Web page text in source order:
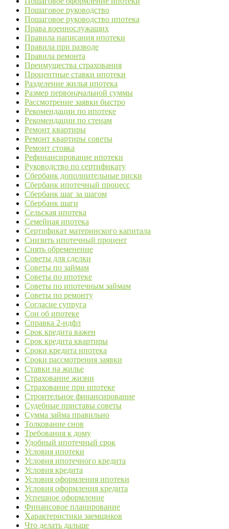
Пошаговое руководство
Пошаговое руководство ипотека
Права военнослужащих
Правила написания ипотеки
Правила при разводе
Правила ремонта
Преимущества страхования
Процентные ставки ипотеки
Разделение жилья ипотека
Размер первоначальной суммы
Рассмотрение заявки быстро
Рекомендации по ипотеке
Рекомендации по стенам
Ремонт квартиры
Ремонт квартиры советы
Ремонт стояка
Рефинансирование ипотеки
Руководство по сертификату
Сбербанк дополнительные риски
Сбербанк ипотечный процесс
Сбербанк шаг за шагом
Сбербанк шаги
Сельская ипотека
Семейная ипотека
Сертификат материнского капитала
Снизить ипотечный процент
Снять обременение
Советы для сделки
Советы по займам
Советы по ипотеке
Советы по ипотечным займам
Советы по ремонту
Согласие супруга
Сон об ипотеке
Справка 2-ндфл
Срок кредита важен
Срок кредита квартиры
Сроки кредита ипотека
Сроки рассмотрения заявки
Ставки на жилье
Страхование жизни
Страхование при ипотеке
Строительное финансирование
Судебные приставы советы
Сумма займа правильно
Толкование снов
Требования к дому
Удобный ипотечный срок
Условия ипотеки
Условия ипотечного кредита
Условия кредита
Условия оформления ипотеки
Условия оформления кредита
Успешное оформление
Финансовое планирование
Характеристики заемщиков
Что делать дальше